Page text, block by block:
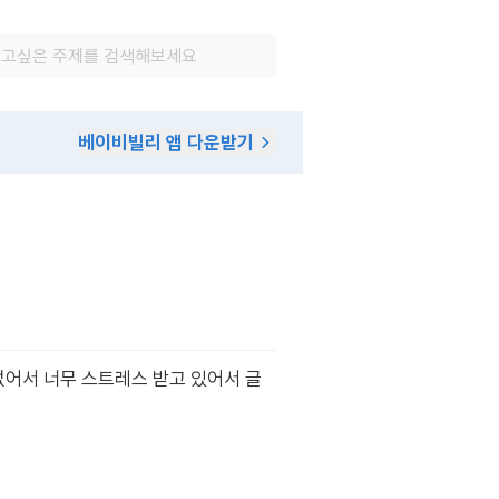
베이비빌리 앱 다운받기
서 너무 스트레스 받고 있어서 글